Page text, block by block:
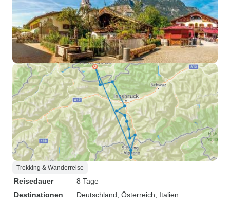
Trekking & Wanderreise
Reisedauer
8 Tage
Destinationen
Deutschland , Österreich , Italien